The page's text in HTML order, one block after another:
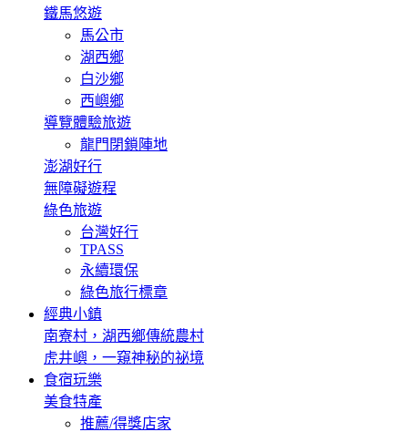
鐵馬悠遊
馬公市
湖西鄉
白沙鄉
西嶼鄉
導覽體驗旅遊
龍門閉鎖陣地
澎湖好行
無障礙遊程
綠色旅遊
台灣好行
TPASS
永續環保
綠色旅行標章
經典小鎮
南寮村，湖西鄉傳統農村
虎井嶼，一窺神秘的祕境
食宿玩樂
美食特產
推薦/得獎店家